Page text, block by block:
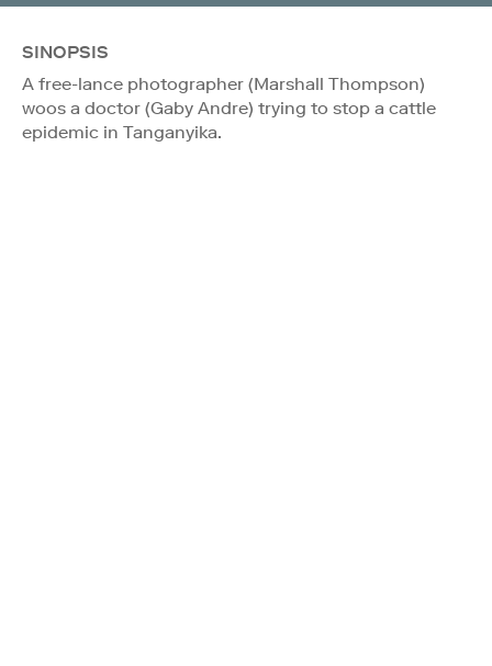
SINOPSIS
A free-lance photographer (Marshall Thompson)
woos a doctor (Gaby Andre) trying to stop a cattle
epidemic in Tanganyika.